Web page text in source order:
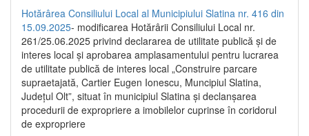
Hotărârea Consiliului Local al Municipiului Slatina nr. 416 din
15.09.2025- modificarea Hotărârii Consiliului Local nr.
261/25.06.2025 privind declararea de utilitate publică și de
interes local și aprobarea amplasamentului pentru lucrarea
de utilitate publică de interes local „Construire parcare
supraetajată, Cartier Eugen Ionescu, Muncipiul Slatina,
Județul Olt”, situat în municipiul Slatina și declanșarea
procedurii de expropriere a imobilelor cuprinse în coridorul
de expropriere